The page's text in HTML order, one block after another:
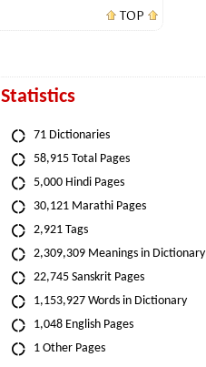
TOP
Statistics
71 Dictionaries
58,915 Total Pages
5,000 Hindi Pages
30,121 Marathi Pages
2,921 Tags
2,309,309 Meanings in Dictionary
22,745 Sanskrit Pages
1,153,927 Words in Dictionary
1,048 English Pages
1 Other Pages